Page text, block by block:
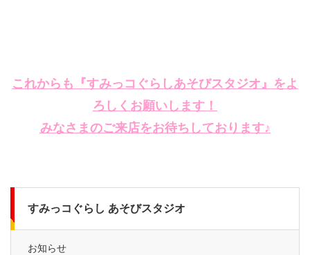
これからも『すみっコぐらしあそびスタジオ』をよ
ろしくお願いします！
みなさまのご来店をお待ちしております♪
すみっコぐらし あそびスタジオ
お知らせ